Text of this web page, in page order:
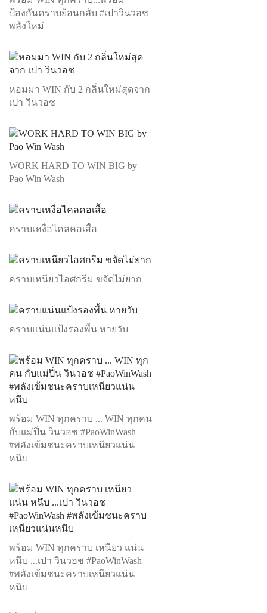
ป้องกันคราบย้อนกลับ #เปาวินวอช
พลังใหม่
หอมมา WIN กับ 2 กลิ่นใหม่สุดจาก
เปา วินวอช
WORK HARD TO WIN BIG by
Pao Win Wash
คราบเหงื่อไคลคอเสื้อ
คราบเหนียวไอศกรีม ขจัดไม่ยาก
คราบแน่นแป้งรองพื้น หายวับ
พร้อม WIN ทุกคราบ ... WIN ทุกคน
กับแม่ปิ่น วินวอช #PaoWinWash
#พลังเข้มชนะคราบเหนียวแน่น
หนึบ
พร้อม WIN ทุกคราบ เหนียว แน่น
หนึบ ...เปา วินวอช #PaoWinWash
#พลังเข้มชนะคราบเหนียวแน่น
หนึบ